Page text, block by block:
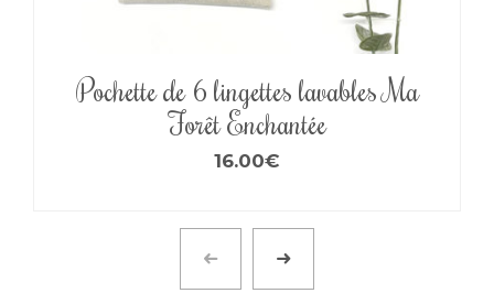
Pochette de 6 lingettes lavables Ma
Forêt Enchantée
16.00€